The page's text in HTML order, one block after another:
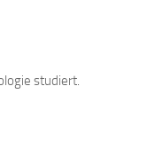
studiert.